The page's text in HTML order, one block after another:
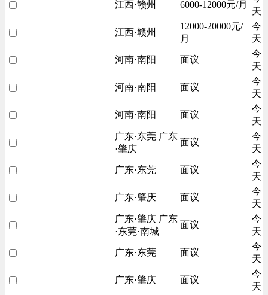
江西·赣州 6000-12000元/月
天
江西·赣州
12000-20000元/
月
今
天
河南·南阳 面议
今
天
河南·南阳 面议
今
天
河南·南阳 面议
今
天
广东·东莞 广东
·肇庆
面议
今
天
广东·东莞 面议
今
天
广东·肇庆 面议
今
天
广东·肇庆 广东
·东莞·南城
面议
今
天
广东·东莞 面议
今
天
广东·肇庆 面议
今
天